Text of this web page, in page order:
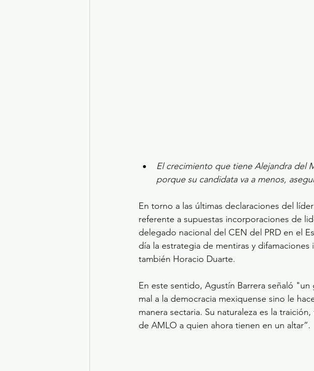
El crecimiento que tiene Alejandra del
porque su candidata va a menos,
En torno a las últimas declaraciones del
referente a supuestas incorporaciones de
delegado nacional del CEN del PRD en el
día la estrategia de mentiras y
también Horacio Duarte.
En este sentido, Agustín Barrera señaló
mal a la democracia mexiquense sino le
manera sectaria. Su naturaleza es la
de AMLO a quien ahora tienen en un altar”.